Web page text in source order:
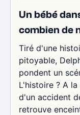
Un bébé
combien de
Tiré d'une
pitoyable,
pondent un
L'histoire ? A
d'un accident
retrouve